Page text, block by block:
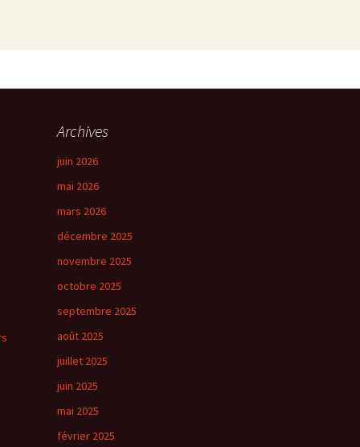
Archives
juin 2026
mai 2026
mars 2026
décembre 2025
novembre 2025
octobre 2025
septembre 2025
août 2025
juillet 2025
juin 2025
mai 2025
février 2025